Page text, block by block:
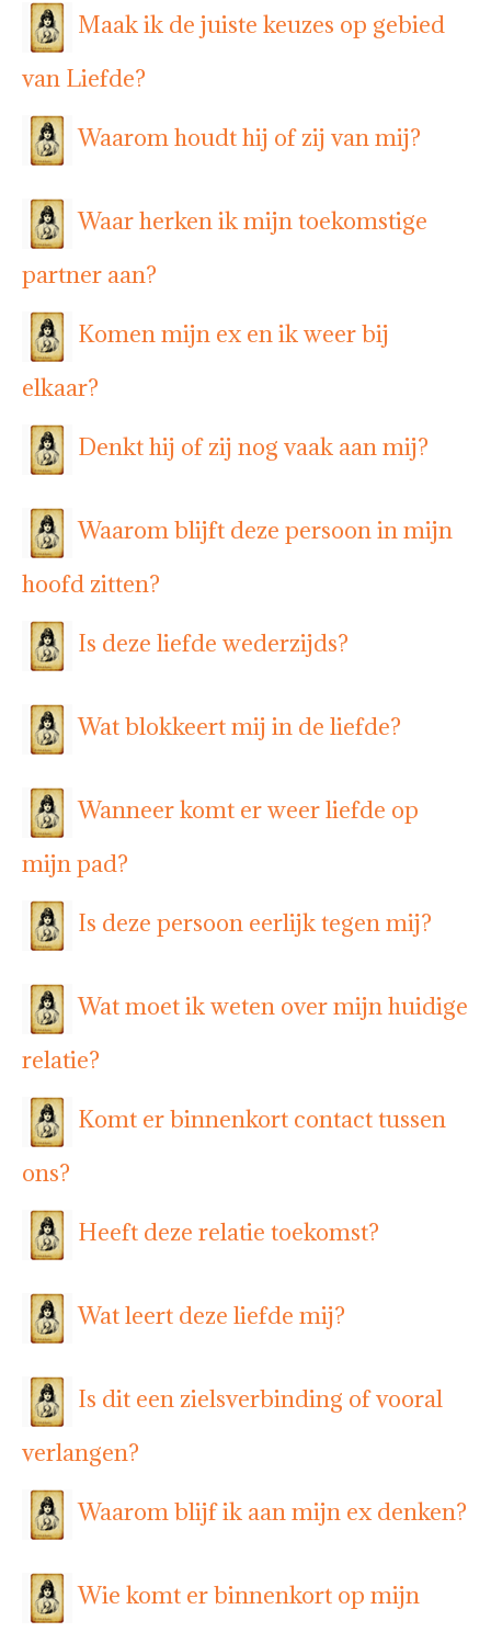
Maak ik de juiste keuzes op gebied
van Liefde?
Waarom houdt hij of zij van mij?
Waar herken ik mijn toekomstige
partner aan?
Komen mijn ex en ik weer bij
elkaar?
Denkt hij of zij nog vaak aan mij?
Waarom blijft deze persoon in mijn
hoofd zitten?
Is deze liefde wederzijds?
Wat blokkeert mij in de liefde?
Wanneer komt er weer liefde op
mijn pad?
Is deze persoon eerlijk tegen mij?
Wat moet ik weten over mijn huidige
relatie?
Komt er binnenkort contact tussen
ons?
Heeft deze relatie toekomst?
Wat leert deze liefde mij?
Is dit een zielsverbinding of vooral
verlangen?
Waarom blijf ik aan mijn ex denken?
Wie komt er binnenkort op mijn